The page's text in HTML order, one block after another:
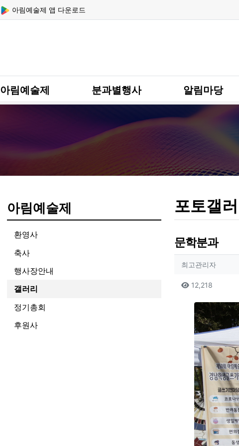
상단 네비
아림예술제 앱 다운로드
메인 메뉴
아림예술제 분과별행사 알림마당
포토갤
문학분과
작성자 정보
최고관리자작성
컨텐츠 정보
12,218조회
본문
아림예술제
환영사
축사
행사장안내
갤러리
정기총회
후원사